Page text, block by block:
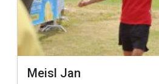
Meisl Jan